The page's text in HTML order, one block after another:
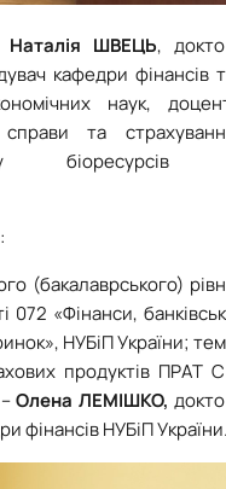
Наталія ШВЕЦЬ,
кафедри фінансів
наук,
справи та
біоресурсів
(бакалаврського)
072 «Фінанси,
НУБіП України;
продуктів ПРАТ
–Олена ЛЕМІШКО,
фінансів НУБіП